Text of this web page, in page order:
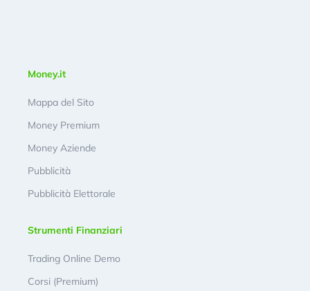
Money.it
Mappa del Sito
Money Premium
Money Aziende
Pubblicità
Pubblicità Elettorale
Strumenti Finanziari
Trading Online Demo
Corsi (Premium)